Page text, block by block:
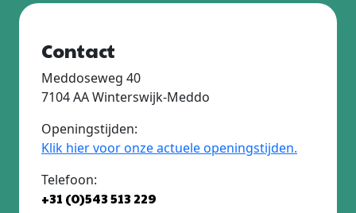
Contact
Meddoseweg 40
7104 AA Winterswijk-Meddo
Openingstijden:
Klik hier voor onze actuele openingstijden.
Telefoon:
+31 (0)543 513 229